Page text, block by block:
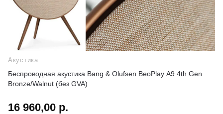
Акустика
Беспроводная акустика Bang & Olufsen BeoPlay A9 4th Gen
Bronze/Walnut (без GVA)
16 960,00 р.